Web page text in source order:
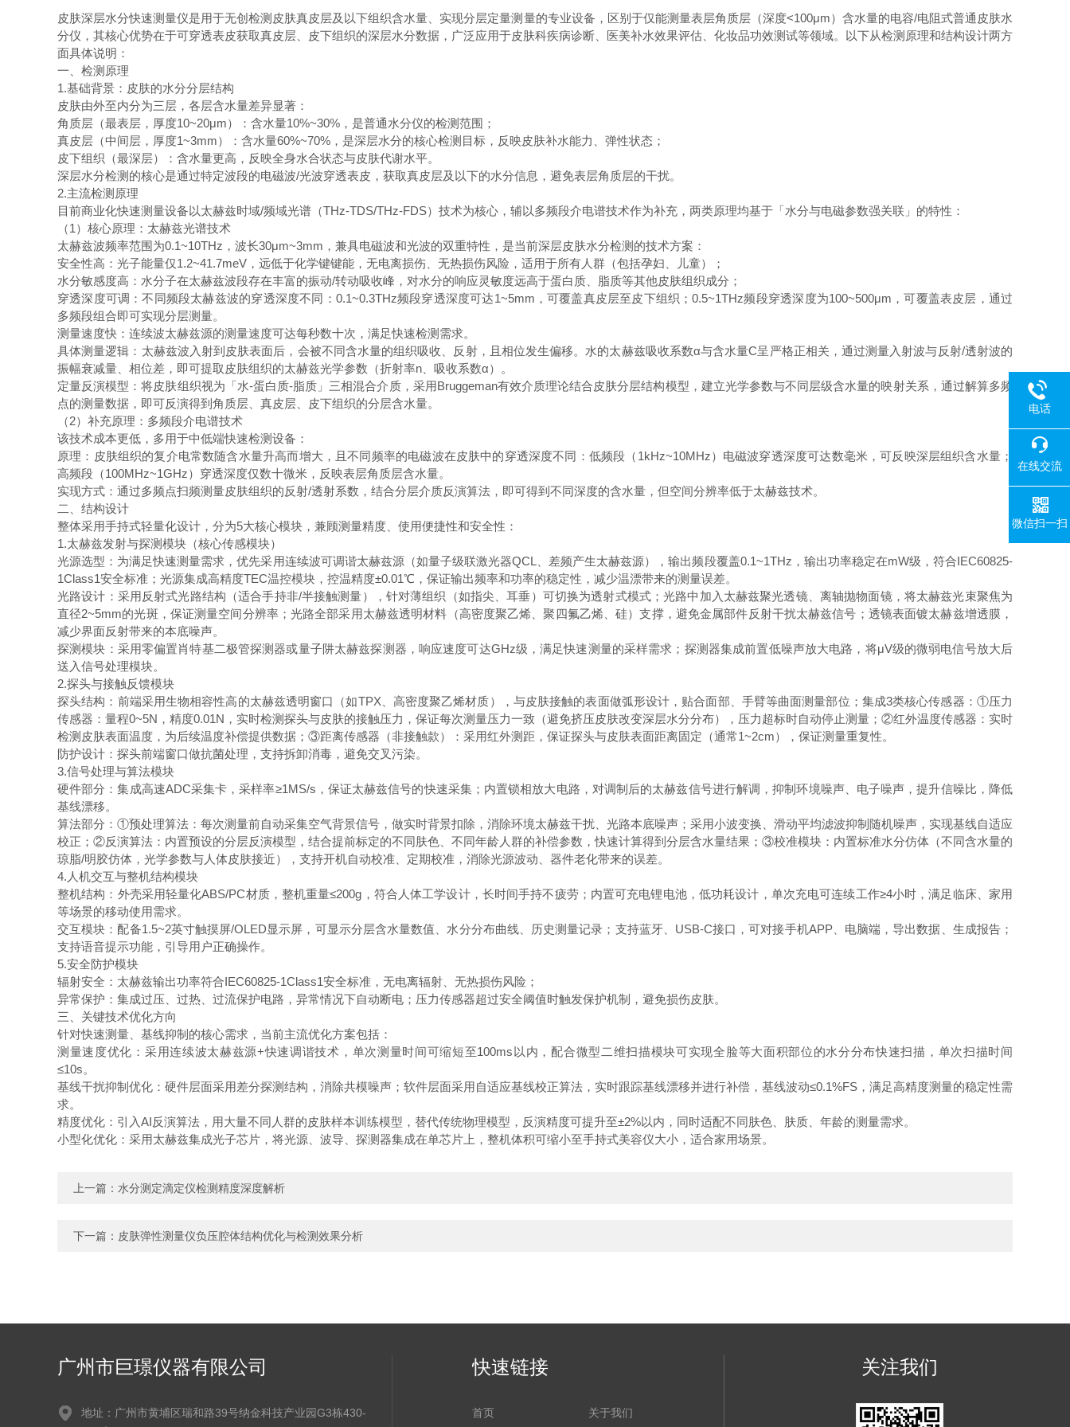
皮肤深层水分快速测量仪是用于无创检测皮肤真皮层及以下组织含水量、实现分层定量测量的专业设备，区别于仅能测量表层角质层（深度<100μm）含水量的电容/电阻式普通皮肤水
分仪，其核心优势在于可穿透表皮获取真皮层、皮下组织的深层水分数据，广泛应用于皮肤科疾病诊断、医美补水效果评估、化妆品功效测试等领域。以下从检测原理和结构设计两方
面具体说明：
一、检测原理
1.基础背景：皮肤的水分分层结构
皮肤由外至内分为三层，各层含水量差异显著：
角质层（最表层，厚度10~20μm）：含水量10%~30%，是普通水分仪的检测范围；
真皮层（中间层，厚度1~3mm）：含水量60%~70%，是深层水分的核心检测目标，反映皮肤补水能力、弹性状态；
皮下组织（最深层）：含水量更高，反映全身水合状态与皮肤代谢水平。
深层水分检测的核心是通过特定波段的电磁波/光波穿透表皮，获取真皮层及以下的水分信息，避免表层角质层的干扰。
2.主流检测原理
目前商业化快速测量设备以太赫兹时域/频域光谱（THz-TDS/THz-FDS）技术为核心，辅以多频段介电谱技术作为补充，两类原理均基于「水分与电磁参数强关联」的特性：
（1）核心原理：太赫兹光谱技术
太赫兹波频率范围为0.1~10THz，波长30μm~3mm，兼具电磁波和光波的双重特性，是当前深层皮肤水分检测的技术方案：
安全性高：光子能量仅1.2~41.7meV，远低于化学键键能，无电离损伤、无热损伤风险，适用于所有人群（包括孕妇、儿童）；
水分敏感度高：水分子在太赫兹波段存在丰富的振动/转动吸收峰，对水分的响应灵敏度远高于蛋白质、脂质等其他皮肤组织成分；
穿透深度可调：不同频段太赫兹波的穿透深度不同：0.1~0.3THz频段穿透深度可达1~5mm，可覆盖真皮层至皮下组织；0.5~1THz频段穿透深度为100~500μm，可覆盖表皮层，通过
多频段组合即可实现分层测量。
测量速度快：连续波太赫兹源的测量速度可达每秒数十次，满足快速检测需求。
具体测量逻辑：太赫兹波入射到皮肤表面后，会被不同含水量的组织吸收、反射，且相位发生偏移。水的太赫兹吸收系数α与含水量C呈严格正相关，通过测量入射波与反射/透射波的
振幅衰减量、相位差，即可提取皮肤组织的太赫兹光学参数（折射率n、吸收系数α）。
定量反演模型：将皮肤组织视为「水-蛋白质-脂质」三相混合介质，采用Bruggeman有效介质理论结合皮肤分层结构模型，建立光学参数与不同层级含水量的映射关系，通过解算多频
点的测量数据，即可反演得到角质层、真皮层、皮下组织的分层含水量。
（2）补充原理：多频段介电谱技术
该技术成本更低，多用于中低端快速检测设备：
原理：皮肤组织的复介电常数随含水量升高而增大，且不同频率的电磁波在皮肤中的穿透深度不同：低频段（1kHz~10MHz）电磁波穿透深度可达数毫米，可反映深层组织含水量；
高频段（100MHz~1GHz）穿透深度仅数十微米，反映表层角质层含水量。
实现方式：通过多频点扫频测量皮肤组织的反射/透射系数，结合分层介质反演算法，即可得到不同深度的含水量，但空间分辨率低于太赫兹技术。
二、结构设计
整体采用手持式轻量化设计，分为5大核心模块，兼顾测量精度、使用便捷性和安全性：
1.太赫兹发射与探测模块（核心传感模块）
光源选型：为满足快速测量需求，优先采用连续波可调谐太赫兹源（如量子级联激光器QCL、差频产生太赫兹源），输出频段覆盖0.1~1THz，输出功率稳定在mW级，符合IEC60825-
1Class1安全标准；光源集成高精度TEC温控模块，控温精度±0.01℃，保证输出频率和功率的稳定性，减少温漂带来的测量误差。
光路设计：采用反射式光路结构（适合手持非/半接触测量），针对薄组织（如指尖、耳垂）可切换为透射式模式；光路中加入太赫兹聚光透镜、离轴抛物面镜，将太赫兹光束聚焦为
直径2~5mm的光斑，保证测量空间分辨率；光路全部采用太赫兹透明材料（高密度聚乙烯、聚四氟乙烯、硅）支撑，避免金属部件反射干扰太赫兹信号；透镜表面镀太赫兹增透膜，
减少界面反射带来的本底噪声。
探测模块：采用零偏置肖特基二极管探测器或量子阱太赫兹探测器，响应速度可达GHz级，满足快速测量的采样需求；探测器集成前置低噪声放大电路，将μV级的微弱电信号放大后
送入信号处理模块。
2.探头与接触反馈模块
探头结构：前端采用生物相容性高的太赫兹透明窗口（如TPX、高密度聚乙烯材质），与皮肤接触的表面做弧形设计，贴合面部、手臂等曲面测量部位；集成3类核心传感器：①压力
传感器：量程0~5N，精度0.01N，实时检测探头与皮肤的接触压力，保证每次测量压力一致（避免挤压皮肤改变深层水分分布），压力超标时自动停止测量；②红外温度传感器：实时
检测皮肤表面温度，为后续温度补偿提供数据；③距离传感器（非接触款）：采用红外测距，保证探头与皮肤表面距离固定（通常1~2cm），保证测量重复性。
防护设计：探头前端窗口做抗菌处理，支持拆卸消毒，避免交叉污染。
3.信号处理与算法模块
硬件部分：集成高速ADC采集卡，采样率≥1MS/s，保证太赫兹信号的快速采集；内置锁相放大电路，对调制后的太赫兹信号进行解调，抑制环境噪声、电子噪声，提升信噪比，降低
基线漂移。
算法部分：①预处理算法：每次测量前自动采集空气背景信号，做实时背景扣除，消除环境太赫兹干扰、光路本底噪声；采用小波变换、滑动平均滤波抑制随机噪声，实现基线自适应
校正；②反演算法：内置预设的分层反演模型，结合提前标定的不同肤色、不同年龄人群的补偿参数，快速计算得到分层含水量结果；③校准模块：内置标准水分仿体（不同含水量的
琼脂/明胶仿体，光学参数与人体皮肤接近），支持开机自动校准、定期校准，消除光源波动、器件老化带来的误差。
4.人机交互与整机结构模块
整机结构：外壳采用轻量化ABS/PC材质，整机重量≤200g，符合人体工学设计，长时间手持不疲劳；内置可充电锂电池，低功耗设计，单次充电可连续工作≥4小时，满足临床、家用
等场景的移动使用需求。
交互模块：配备1.5~2英寸触摸屏/OLED显示屏，可显示分层含水量数值、水分分布曲线、历史测量记录；支持蓝牙、USB-C接口，可对接手机APP、电脑端，导出数据、生成报告；
支持语音提示功能，引导用户正确操作。
5.安全防护模块
辐射安全：太赫兹输出功率符合IEC60825-1Class1安全标准，无电离辐射、无热损伤风险；
异常保护：集成过压、过热、过流保护电路，异常情况下自动断电；压力传感器超过安全阈值时触发保护机制，避免损伤皮肤。
三、关键技术优化方向
针对快速测量、基线抑制的核心需求，当前主流优化方案包括：
测量速度优化：采用连续波太赫兹源+快速调谐技术，单次测量时间可缩短至100ms以内，配合微型二维扫描模块可实现全脸等大面积部位的水分分布快速扫描，单次扫描时间
≤10s。
基线干扰抑制优化：硬件层面采用差分探测结构，消除共模噪声；软件层面采用自适应基线校正算法，实时跟踪基线漂移并进行补偿，基线波动≤0.1%FS，满足高精度测量的稳定性需
求。
精度优化：引入AI反演算法，用大量不同人群的皮肤样本训练模型，替代传统物理模型，反演精度可提升至±2%以内，同时适配不同肤色、肤质、年龄的测量需求。
小型化优化：采用太赫兹集成光子芯片，将光源、波导、探测器集成在单芯片上，整机体积可缩小至手持式美容仪大小，适合家用场景。
上一篇： 水分测定滴定仪检测精度深度解析
下一篇： 皮肤弹性测量仪负压腔体结构优化与检测效果分析
广州市巨璟仪器有限公司
地址：广州市黄埔区瑞和路39号纳金科技产业园G3栋430-
快速链接
首页 关于我们
关注我们
电话
在线交流
微信扫一扫